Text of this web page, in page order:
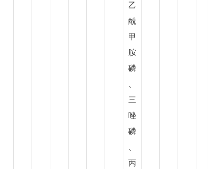
乙
酰
甲
胺
磷
三
唑
磷
丙